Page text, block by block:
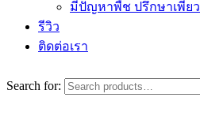
มีปัญหาพืช ปรึกษาเพียว
รีวิว
ติดต่อเรา
Search for: